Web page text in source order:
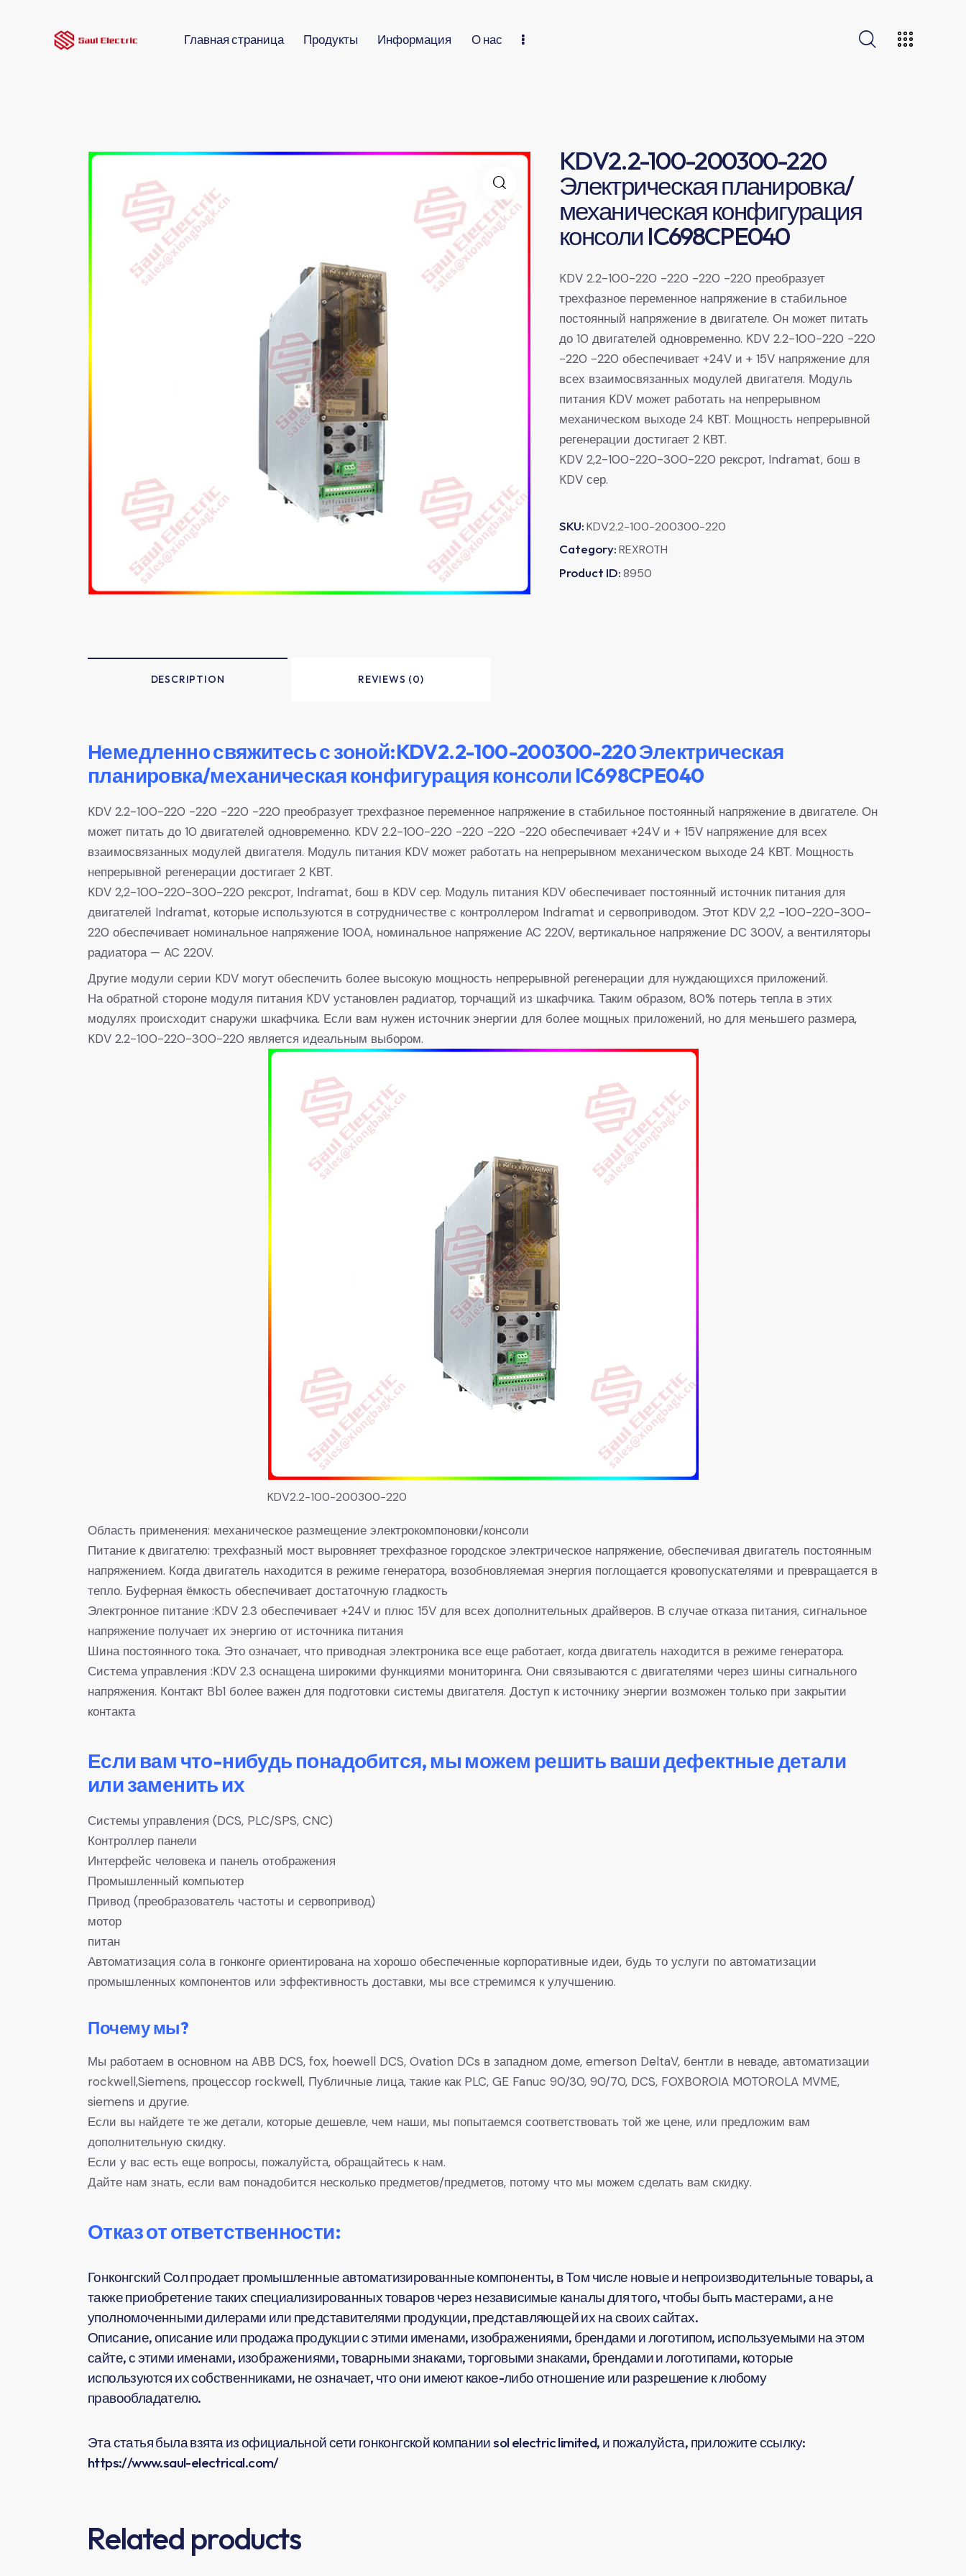
Главная страница Продукты Информация О нас
KDV2.2-100-200300-220
Электрическая планировка/
механическая конфигурация
консоли IC698CPE040
KDV 2.2-100-220 -220 -220 -220 преобразует
трехфазное переменное напряжение в стабильное
постоянный напряжение в двигателе. Он может питать
до 10 двигателей одновременно. KDV 2.2-100-220 -220
-220 -220 обеспечивает +24V и + 15V напряжение для
всех взаимосвязанных модулей двигателя. Модуль
питания KDV может работать на непрерывном
механическом выходе 24 КВТ. Мощность непрерывной
регенерации достигает 2 КВТ.
KDV 2,2-100-220-300-220 рексрот, Indramat, бош в
KDV сер.
SKU:KDV2.2-100-200300-220
Category:REXROTH
Product ID:8950
DESCRIPTION REVIEWS (0)
Немедленно свяжитесь с зоной:KDV2.2-100-200300-220 Электрическая
планировка/механическая конфигурация консоли IC698CPE040
KDV 2.2-100-220 -220 -220 -220 преобразует трехфазное переменное напряжение в стабильное постоянный напряжение в двигателе. Он
может питать до 10 двигателей одновременно. KDV 2.2-100-220 -220 -220 -220 обеспечивает +24V и + 15V напряжение для всех
взаимосвязанных модулей двигателя. Модуль питания KDV может работать на непрерывном механическом выходе 24 КВТ. Мощность
непрерывной регенерации достигает 2 КВТ.
KDV 2,2-100-220-300-220 рексрот, Indramat, бош в KDV сер. Модуль питания KDV обеспечивает постоянный источник питания для
двигателей Indramat, которые используются в сотрудничестве с контроллером Indramat и сервоприводом. Этот KDV 2,2 -100-220-300-
220 обеспечивает номинальное напряжение 100A, номинальное напряжение AC 220V, вертикальное напряжение DC 300V, а вентиляторы
радиатора — AC 220V.
Другие модули серии KDV могут обеспечить более высокую мощность непрерывной регенерации для нуждающихся приложений.
На обратной стороне модуля питания KDV установлен радиатор, торчащий из шкафчика. Таким образом, 80% потерь тепла в этих
модулях происходит снаружи шкафчика. Если вам нужен источник энергии для более мощных приложений, но для меньшего размера,
KDV 2.2-100-220-300-220 является идеальным выбором.
KDV2.2-100-200300-220
Область применения: механическое размещение электрокомпоновки/консоли
Питание к двигателю: трехфазный мост выровняет трехфазное городское электрическое напряжение, обеспечивая двигатель постоянным
напряжением. Когда двигатель находится в режиме генератора, возобновляемая энергия поглощается кровопускателями и превращается в
тепло. Буферная ёмкость обеспечивает достаточную гладкость
Электронное питание :KDV 2.3 обеспечивает +24V и плюс 15V для всех дополнительных драйверов. В случае отказа питания, сигнальное
напряжение получает их энергию от источника питания
Шина постоянного тока. Это означает, что приводная электроника все еще работает, когда двигатель находится в режиме генератора.
Система управления :KDV 2.3 оснащена широкими функциями мониторинга. Они связываются с двигателями через шины сигнального
напряжения. Контакт Bb1 более важен для подготовки системы двигателя. Доступ к источнику энергии возможен только при закрытии
контакта
Если вам что-нибудь понадобится, мы можем решить ваши дефектные детали
или заменить их
Системы управления (DCS, PLC/SPS, CNC)
Контроллер панели
Интерфейс человека и панель отображения
Промышленный компьютер
Привод (преобразователь частоты и сервопривод)
мотор
питан
Автоматизация сола в гонконге ориентирована на хорошо обеспеченные корпоративные идеи, будь то услуги по автоматизации
промышленных компонентов или эффективность доставки, мы все стремимся к улучшению.
Почему мы?
Мы работаем в основном на ABB DCS, fox, hoewell DCS, Ovation DCs в западном доме, emerson DeltaV, бентли в неваде, автоматизации
rockwell,Siemens, процессор rockwell, Публичные лица, такие как PLC, GE Fanuc 90/30, 90/70, DCS, FOXBOROIA MOTOROLA MVME,
siemens и другие.
Если вы найдете те же детали, которые дешевле, чем наши, мы попытаемся соответствовать той же цене, или предложим вам
дополнительную скидку.
Если у вас есть еще вопросы, пожалуйста, обращайтесь к нам.
Дайте нам знать, если вам понадобится несколько предметов/предметов, потому что мы можем сделать вам скидку.
Отказ от ответственности:
Гонконгский Сол продает промышленные автоматизированные компоненты, в Том числе новые и непроизводительные товары, а
также приобретение таких специализированных товаров через независимые каналы для того, чтобы быть мастерами, а не
уполномоченными дилерами или представителями продукции, представляющей их на своих сайтах.
Описание, описание или продажа продукции с этими именами, изображениями, брендами и логотипом, используемыми на этом
сайте, с этими именами, изображениями, товарными знаками, торговыми знаками, брендами и логотипами, которые
используются их собственниками, не означает, что они имеют какое-либо отношение или разрешение к любому
правообладателю.
Эта статья была взята из официальной сети гонконгской компании sol electric limited, и пожалуйста, приложите ссылку:
https://www.saul-electrical.com/
Related products